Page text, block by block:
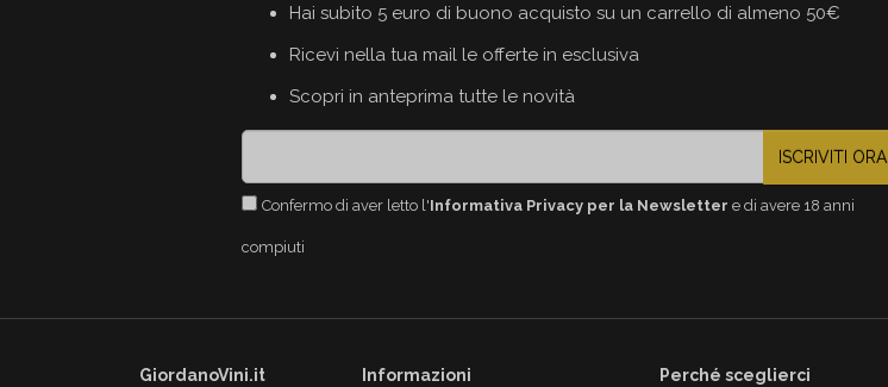
Hai subito 5 euro di buono acquisto su un carrello di almeno 50€
Ricevi nella tua mail le offerte in esclusiva
Scopri in anteprima tutte le novità
ISCRIVITI ORA
Confermo di aver letto l'Informativa Privacy per la Newsletter e di avere 18 anni
compiuti
GiordanoVini.it Informazioni Perché sceglierci